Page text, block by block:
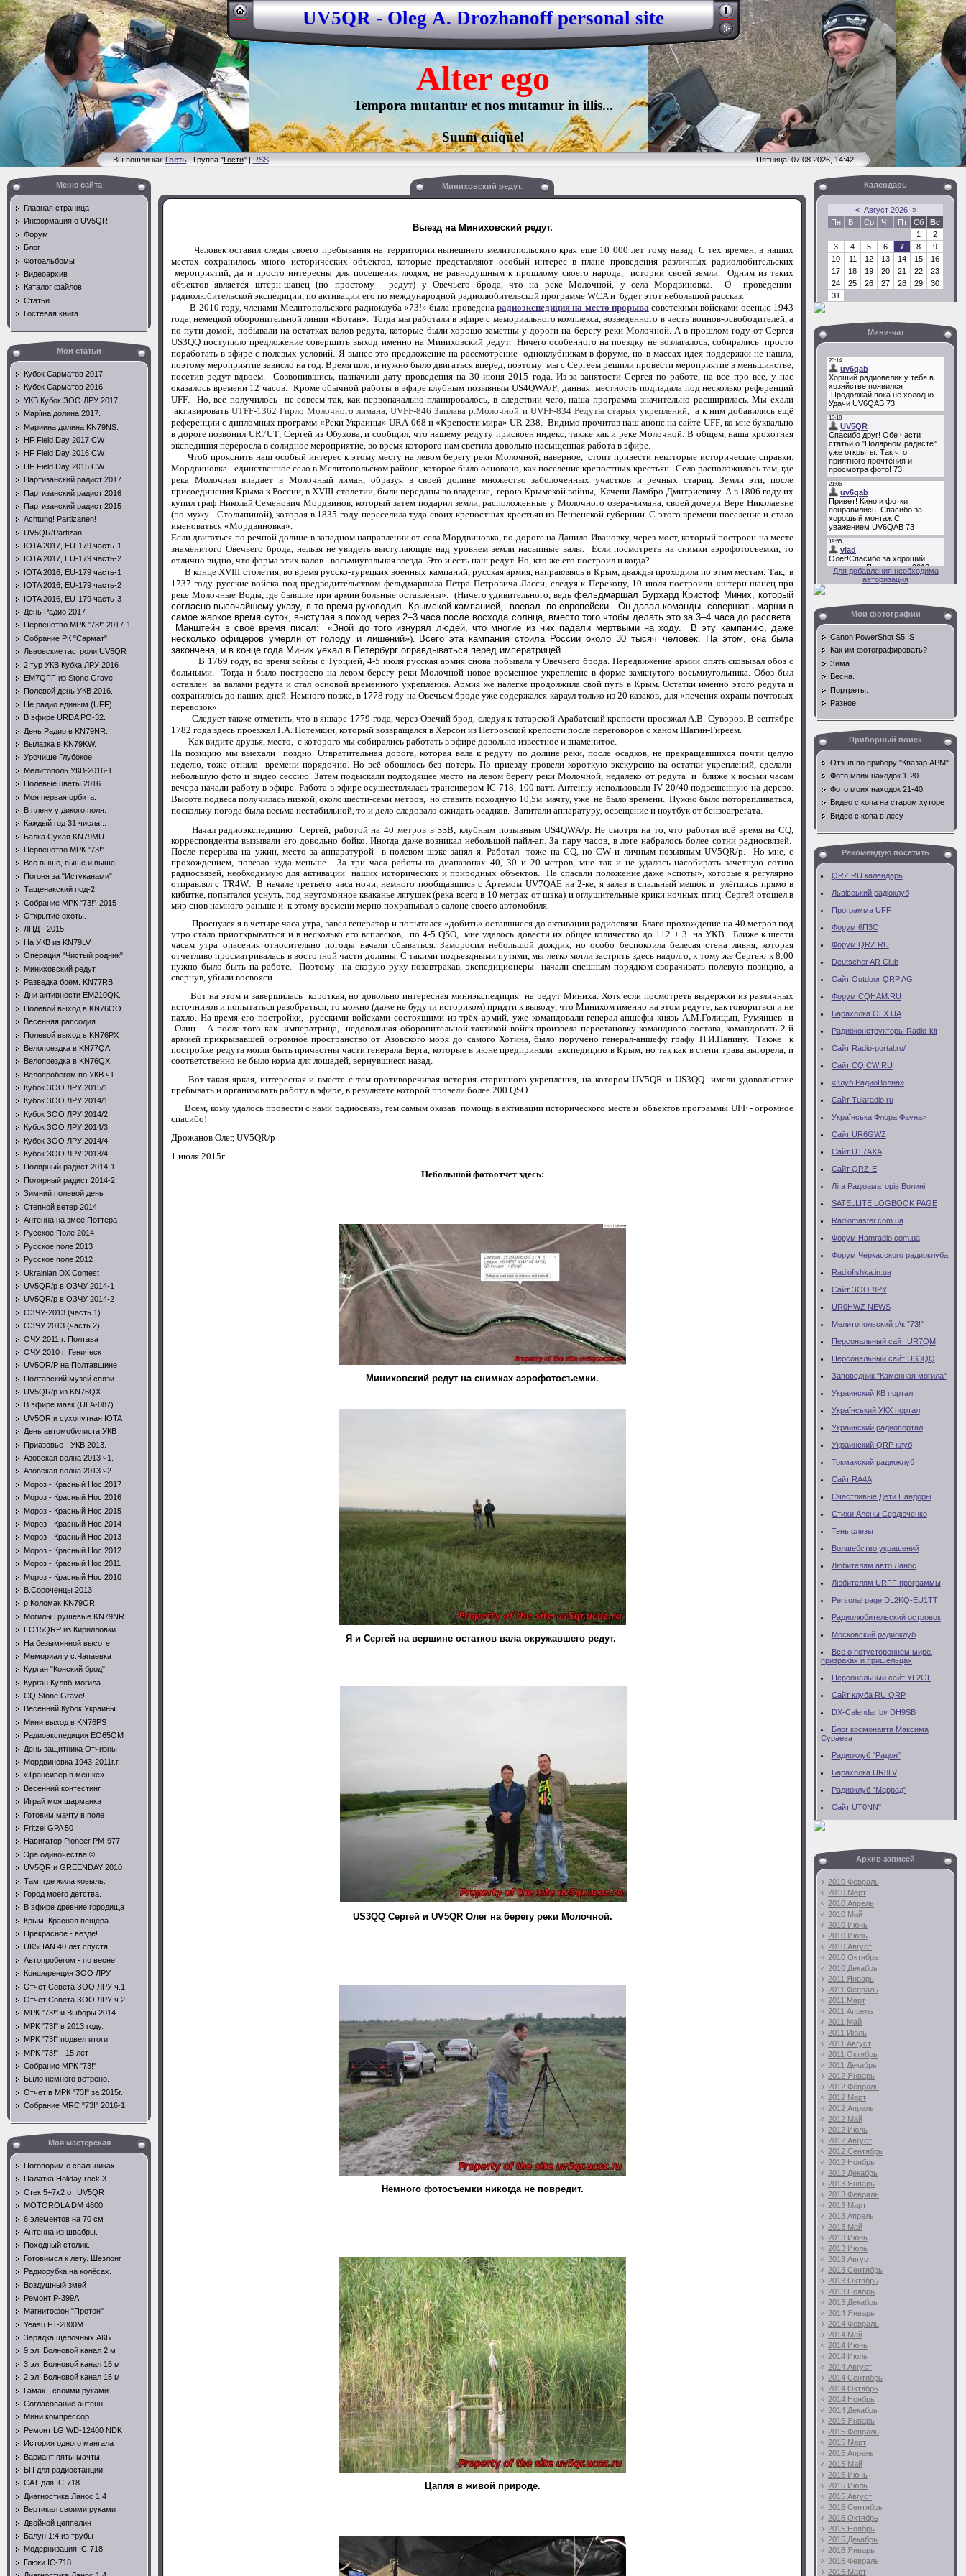
UV5QR - Oleg А. Drozhanoff personal site
Alter ego
Tempora mutantur et nos mutamur in illis...
Suum cuique!
Вы вошли какГость| Группа "Гости" |RSS Пятница, 07.08.2026, 14:42
Меню сайта
Главная страница
Информация о UV5QR
Форум
Блог
Фотоальбомы
Видеоархив
Каталог файлов
Статьи
Гостевая книга
Мои статьи
Кубок Сарматов 2017.
Кубок Сарматов 2016
УКВ Кубок ЗОО ЛРУ 2017
Маріїна долина 2017.
Мариина долина KN79NS.
HF Field Day 2017 CW
HF Field Day 2016 CW
HF Field Day 2015 CW
Партизанский радист 2017
Партизанский радист 2016
Партизанский радист 2015
Achtung! Partizanen!
UV5QR/Partizan.
IOTA 2017, EU-179 часть-1
IOTA 2017, EU-179 часть-2
IOTA 2016, EU-179 часть-1
IOTA 2016, EU-179 часть-2
IOTA 2016, EU-179 часть-3
День Радио 2017
Первенство МРК "73!" 2017-1
Собрание РК "Сармат"
Львовские гастроли UV5QR
2 тур УКВ Кубка ЛРУ 2016
EM7QFF из Stone Grave
Полевой день УКВ 2016.
Не радио единым (UFF).
В эфире URDA PO-32.
День Радио в KN79NR.
Вылазка в KN79KW.
Урочище Глубокое.
Мелитополь УКВ-2016-1
Полевые цветы 2016
Моя первая орбита.
В плену у дикого поля.
Каждый год 31 числа...
Балка Сухая KN79MU
Первенство МРК "73!"
Всё выше, выше и выше.
Погоня за "Истуканами"
Тащенакский под-2
Собрание МРК "73!"-2015
Открытие охоты.
ЛПД - 2015
На УКВ из KN79LV.
Операция "Чистый родник"
Миниховский редут.
Разведка боем. KN77RB
Дни активности EM210QK.
Полевой выход в KN76OO
Весенняя рапсодия.
Полевой выход в KN76PX
Велопоездка в KN77QA.
Велопоездка в KN76QX.
Велопробегом по УКВ ч1.
Кубок ЗОО ЛРУ 2015/1
Кубок ЗОО ЛРУ 2014/1
Кубок ЗОО ЛРУ 2014/2
Кубок ЗОО ЛРУ 2014/3
Кубок ЗОО ЛРУ 2014/4
Кубок ЗОО ЛРУ 2013/4
Полярный радист 2014-1
Полярный радист 2014-2
Зимний полевой день
Степной ветер 2014.
Антенна на змее Поттера
Русское Поле 2014
Русское поле 2013
Русское поле 2012
Ukrainian DX Contest
UV5QR/p в ОЗЧУ 2014-1
UV5QR/p в ОЗЧУ 2014-2
ОЗЧУ-2013 (часть 1)
ОЗЧУ 2013 (часть 2)
ОЧУ 2011 г. Полтава
ОЧУ 2010 г. Геническ
UV5QR/P на Полтавщине
Полтавский музей связи
UV5QR/p из KN76QX
В эфире маяк (ULA-087)
UV5QR и сухопутная IOTA
День автомобилиста УКВ
Приазовье - УКВ 2013.
Азовская волна 2013 ч1.
Азовская волна 2013 ч2.
Мороз - Красный Нос 2017
Мороз - Красный Нос 2016
Мороз - Красный Нос 2015
Мороз - Красный Нос 2014
Мороз - Красный Нос 2013
Мороз - Красный Нос 2012
Мороз - Красный Нос 2011
Мороз - Красный Нос 2010
В.Сороченцы 2013.
р.Коломак KN79OR
Могилы Грушевые KN79NR.
EO15QRP из Кирилловки.
На безымянной высоте
Мемориал у с.Чапаевка
Курган "Конский брод"
Курган Куляб-могила
CQ Stone Grave!
Весенний Кубок Украины
Мини выход в KN76PS
Радиоэкспедиция EO65QM
День защитника Отчизны
Мордвиновка 1943-2011г.г.
«Трансивер в мешке».
Весенний контестинг
Играй моя шарманка
Готовим мачту в поле
Fritzel GPA 50
Навигатор Pioneer PM-977
Эра одиночества ©
UV5QR и GREENDAY 2010
Там, где жила ковыль.
Город моего детства.
В эфире древние городища
Крым. Красная пещера.
Прекрасное - везде!
UK5HAN 40 лет спустя.
Автопробегом - по весне!
Конференция ЗОО ЛРУ
Отчет Совета ЗОО ЛРУ ч.1
Отчет Совета ЗОО ЛРУ ч.2
МРК "73!" и Выборы 2014
МРК "73!" в 2013 году.
МРК "73!" подвел итоги
МРК "73!" - 15 лет
Собрание МРК "73!"
Было немного ветрено.
Отчет в МРК "73!" за 2015г.
Собрание MRC "73!" 2016-1
Моя мастерская
Поговорим о спальниках
Палатка Holiday rock 3
Стек 5+7х2 от UV5QR
MOTOROLA DM 4600
6 элементов на 70 см
Антенна из швабры.
Походный столик.
Готовимся к лету. Шезлонг
Радиорубка на колёсах.
Воздушный змей
Ремонт Р-399А
Магнитофон "Протон"
Yeasu FT-2800M
Зарядка щелочных АКБ.
9 эл. Волновой канал 2 м
3 эл. Волновой канал 15 м
2 эл. Волновой канал 15 м
Гамак - своими руками.
Согласование антенн
Мини компрессор
Ремонт LG WD-12400 NDK
История одного мангала
Вариант пяты мачты
БП для радиостанции
CAT для IC-718
Диагностика Ланос 1.4
Вертикал своими руками
Двойной цеппелин
Балун 1:4 из трубы
Модернизация IC-718
Глюки IC-718
Миниховский редут.
Выезд на Миниховский редут.
Человек оставил следы своего пребывания на территории нынешнего мелитопольского края еще 10 000 лет тому назад. С тех времен, в наших
местах сохранилось много исторических объектов, которые представляют особый интерес в плане проведения различных радиолюбительских
мероприятий, да и просто интересны для посещения людям, не равнодушным к прошлому своего народа, истории своей земли. Одним из таких
объектов является штерн-шанец (по простому - редут) у Овечьего брода, что на реке Молочной, у села Мордвиновка. О проведении
радиолюбительской экспедиции, по активации его по международной радиолюбительской программе WCA и будет этот небольшой рассказ.
В 2010 году, членами Мелитопольского радиоклуба «73!» была проведена радиоэкспедиция на место прорывасоветскими войсками осенью 1943
года, немецкой оборонительной линии «Вотан». Тогда мы работали в эфире с мемориального комплекса, возведенного в честь воинов-освободителей, а
по пути домой, побывали на остатках валов редута, которые были хорошо заметны у дороги на берегу реки Молочной. А в прошлом году от Сергея
US3QQ поступило предложение совершить выход именно на Миниховский редут. Ничего особенного на поездку не возлагалось, собирались просто
поработать в эфире с полевых условий. Я вынес это предложение на рассмотрение одноклубникам в форуме, но в массах идея поддержки не нашла,
поэтому мероприятие зависло на год. Время шло, и нужно было двигаться вперед, поэтому мы с Сергеем решили провести мероприятие в меньшинстве,
посетив редут вдвоем. Созвонившись, назначили дату проведения на 30 июня 2015 года. Из-за занятости Сергея по работе, на всё про всё, у нас
оказалось времени 12 часов. Кроме обычной работы в эфире клубным позывным US4QWA/P, данная местность подпадала под несколько референций
UFF. Но, всё получилось не совсем так, как первоначально планировалось, в следствии чего, наша программа значительно расширилась. Мы ехали
активироватьUTFF-1362 Гирло Молочного лимана,UVFF-846 Заплава р.Молочной и UVFF-834 Редуты старых укреплений, а к ним добавились ещё
референции с дипломных программ «Реки Украины» URA-068 и «Крепости мира»UR-238. Видимо прочитав наш анонс на сайте UFF, ко мне буквально
в дороге позвонил UR7UT, Сергей из Обухова, и сообщил, что нашему редуту присвоен индекс, также как и реке Молочной. В общем, наша крохотная
экспедиция переросла в солидное мероприятие, во время которого нам светила довольно насыщенная работа в эфире.
Чтоб прояснить наш особый интерес к этому месту на левом берегу реки Молочной, наверное, стоит привести некоторые исторические справки.
Мордвиновка - единственное село в Мелитопольском районе, которое было основано, как поселение крепостных крестьян. Село расположилось там, где
река Молочная впадает в Молочный лиман, образуя в своей долине множество заболоченных участков и речных стариц. Земли эти, после
присоединения Крыма к России, в XVIII столетии, были переданы во владение, герою Крымской войны, Качени Ламбро Дмитриевичу. А в 1806 году их
купил граф Николай Семенович Мордвинов, который затем подарил земли, расположенные у Молочного озера-лимана, своей дочери Вере Николаевне
(по мужу - Столыпиной), которая в 1835 году переселила туда своих крепостных крестьян из Пензенской губернии. С этого времени поселение и стало
именоваться «Мордвиновка».
Если двигаться по речной долине в западном направлении от села Мордвиновка, по дороге на Данило-Ивановку, через мост, который построен на месте
знаменитого Овечьего брода, нельзя не увидеть выступающие над уровнем земли насыпные валы. Если посмотреть на снимки аэрофотосъемки, то
отлично видно, что форма этих валов - восьмиугольная звезда. Это и есть наш редут. Но, кто же его построил и когда?
В конце XVIII столетия, во время русско-турецких военных кампаний, русская армия, направляясь в Крым, дважды проходила по этим местам. Так, в
1737 году русские войска под предводительством фельдмаршалаПетра Петровича Ласси, следуя к Перекопу, 10 июля построили «штерн-шанец при
реке Молочные Воды, где бывшие при армии больные оставлены». (Ничего удивительного, ведь фельдмаршал БурхардКристоф Миних, который
согласно высочайшему указу, в то время руководил Крымской кампанией,
воевал по-европейски. Он давал команды совершать марши в
самое жаркое время суток, выступая в поход через 2–3 часа после восхода солнца, вместо того чтобы делать это за 3–4 часа до рассвета.
Манштейн в своё время писал: «Зной до того изнурял людей, что многие из них падали мертвыми на ходу. В эту кампанию, даже
несколько офицеров умерли от голоду и лишений»). Всего эта кампания стоила России около 30 тысяч человек. На этом, она была
закончена, и в конце года Миних уехал в Петербург оправдываться перед императрицей.
В 1769 году, во время войны с Турцией, 4-5 июля русская армия снова побывала уОвечьего брода. Передвижение армии опять сковывал обоз с
больными. Тогда и было построено на левом берегу реки Молочной новое временное укрепление в форме замкнутого восьмиугольника. Обоз был
оставлен за валами редута и стал основой временного укрепления. Армия же налегке продолжила свой путь в Крым. Остатки именно этого редута и
сохранились до наших дней. Немного позже, в 1778 году на Овечьем бродеужесодержался караул только из 20 казаков, для «печения охраны почтовых
перевозок».
Следует также отметить, что в январе 1779 года, через Овечий брод, следуя к татарской Арабатской крепости проезжал А.В. Суворов. В сентябре
1782 года здесь проезжал Г.А. Потемкин, который возвращался в Херсон из Петровской крепости после переговоров с ханом Шагин-Гиреем.
Как видите друзья, место, с которого мы собирались работать в эфире довольно известное и знаменитое.
На позицию мы выехали поздно. Отвратительная дорога, которая вела к редуту по долине реки, после осадков, не прекращавшихся почти целую
неделю, тоже отняла времени порядочно. Но всё обошлось без потерь. По приезду провели короткую экскурсию на остатки укреплений, сделали
небольшую фото и видео сессию. Затем подыскали подходящее место на левом берегу реки Молочной, недалеко от редута и ближе к восьми часам
вечера начали работу в эфире. Работа в эфире осуществлялась трансивером IC-718, 100 ватт. Антенну использовали IV20/40 подвешенную на дерево.
Высота подвеса получилась низкой, около шести-семи метров, но ставить походную 10,5м мачту, уже не было времени. Нужно было поторапливаться,
поскольку погода была весьма нестабильной, то и дело следовало ожидать осадков. Запитали аппаратуру, освещение и ноутбук от бензоагрегата.
Начал радиоэкспедицию Сергей, работой на 40 метров вSSB , клубным позывным US4QWA/p . Не смотря на то, что работал всё время на CQ
корреспонденты вызывали его довольно бойко. Иногда даже возникал небольшой пайл-ап. За пару часов, в логе набралось более сотни радиосвязей.
После перерыва на ужин, место за аппаратурой в полевом шэке занял я. Работал тоже на CQ, но СW и личным позывнымUV5QR/p . Но мне, с
прохождением, повезло куда меньше. За три часа работы на диапазонах 40, 30 и 20 метров, мне так и не удалось насобирать зачетную сотню
радиосвязей, необходимую для активации наших исторических и природных объектов. Не спасали положение даже «споты», которые я регулярно
отправлял с TR4W. В начале третьего часа ночи, немного пообщавшись с Артемом UV7QAE на 2-ке, я залез в спальный мешок и улёгшись прямо в
кибитке, попытался уснуть, под неугомонное кваканье лягушек (река всего в 10 метрах от шэка) и оглушительные крики ночных птиц. Сергей отошел в
мир снов намного раньше и к этому времени мерно похрапывал в салоне своего автомобиля.
Проснулся я в четыре часа утра, завел генератор и попытался «добить» оставшиеся до активации радиосвязи. Благо прохождение на 40 метров под
утро стало приоткрываться и в несколько его всплесков, по 4-5 QSO, мне удалось довести их общее количество до 112 + 3 на УКВ. Ближе к шести
часам утра опасения относительно погоды начали сбываться. Заморосил небольшой дождик, но особо беспокоила белесая стена ливня, которая
отчетливо просматривалась в восточной части долины. С такими подъездными путями, мы легко могли застрять здесь надолго, к тому же Сергею к 8:00
нужно было быть на работе. Поэтому на скорую руку позавтракав, экспедиционеры начали спешным порядком сворачивать полевую позицию, а
свернув, убыли восвояси.
Вот на этом и завершилась короткая, но довольно интересная миниэкспедиция на редут Миниха. Хотя если посмотреть выдержки из различных
источников и попытаться разобраться, то можно (даже не будучи историком) придти к выводу, что Минихом именно на этом редуте, как говориться и не
пахло. На время его постройки, русскими войсками состоящими из трёх армий, уже командовали генерал-аншефы князь А.М.Голицын, Румянцев и
Олиц. А после того как императрица, недовольная оборонительной тактикой войск произвела перестановку командного состава, командовать 2-й
армией прикрывавшей огромное пространство от Азовского моря до самого Хотина, было поручено генерал-аншефу графу П.И.Панину. Также к
постройке редута могли быть причастны части генерала Берга, которые в июне предприняли экспедицию в Крым, но так как в степи трава выгорела, и
соответственно не было корма для лошадей, вернувшиеся назад.
Вот такая яркая, интересная и вместе с тем противоречивая история старинного укрепления, на которомUV5QR и US3QQ
имели удовольствие
пребывать и организовать работу в эфире, в результате которой провели более 200 QSO.
Всем, кому удалось провести с нами радиосвязь, тем самым оказав помощь в активации исторического места и объектов программы UFF - огромное
спасибо!
Дрожанов Олег, UV5QR/p
1 июля 2015г.
Небольшой фотоотчет здесь:
Миниховский редут на снимках аэрофотосъемки.
Я и Сергей на вершине остатков вала окружавшего редут.
US3QQ Сергей и UV5QR Олег на берегу реки Молочной.
Немного фотосъемки никогда не повредит.
Цапля в живой природе.
Календарь
« Август 2026 »
Пн
Вт Ср Чт Пт Сб
Вс
1
2
3
4 5 6 7 8
9
10
11 12 13 14 15
16
17
18 19 20 21 22
23
24
25 26 27 28 29
30
31
Мини-чат
Для добавления необходима
авторизация
Мои фотографии
Canon PowerShot S5 IS
Как им фотографировать?
Зима.
Весна.
Портреты.
Разное.
Приборный поиск
Отзыв по прибору "Квазар АРМ"
Фото моих находок 1-20
Фото моих находок 21-40
Видео с копа на старом хуторе
Видео с копа в лесу
Рекомендую посетить
QRZ.RU календарь
Львівський радiоклуб
Программа UFF
Форум 6П3С
Форум QRZ.RU
Deutscher AR Club
Сайт Outdoor QRP AG
Форум CQHAM.RU
Барахолка OLX.UA
Радиоконструкторы Radio-kit
Сайт Radio-portal.ru/
Сайт CQ CW RU
«Клуб РадиоВолна»
Сайт Тularadio.ru
Українська Флора Фауна>
Сайт UR6GWZ
Сайт UT7AXA
Сайт QRZ-E
Ліга Радіоаматорів Волині
SATELLITE LOGBOOK PAGE
Radiomaster.com.ua
Форум Hamradio.com.ua
Форум Черкасского радиоклуба
Radiofishka.in.ua
Сайт ЗОО ЛРУ
UR0HWZ NEWS
Мелитопольский р\к "73!"
Персональный сайт UR7QM
Персональный сайт US3QQ
Заповедник "Каменная могила"
Украинский КВ портал
Український УКХ портал
Украинский радиопортал
Украинский QRP клуб
Токмакский радиоклуб
Сайт RA4A
Счастливые Дети Пандоры
Стихи Алены Сердюченко
Тень слезы
Волшебство украшений
Любителям авто Ланос
Любителям URFF программы
Personal page DL2KQ-EU1TT
Радиолюбительский островок
Московский радиоклуб
Все о потустороннем мире,
призраках и пришельцах
Персональный сайт YL2GL
Сайт клуба RU QRP
DX-Calendar by DH9SB
Блог космонавта Максима
Сураева
Радиоклуб "Радон"
Барахолка UR8LV
Радиоклуб "Маррад"
Сайт UT0NN"
Архив записей
2010 Февраль
2010 Март
2010 Апрель
2010 Май
2010 Июнь
2010 Июль
2010 Август
2010 Октябрь
2010 Декабрь
2011 Январь
2011 Февраль
2011 Март
2011 Апрель
2011 Май
2011 Июль
2011 Август
2011 Октябрь
2011 Декабрь
2012 Январь
2012 Февраль
2012 Март
2012 Апрель
2012 Май
2012 Июль
2012 Август
2012 Сентябрь
2012 Ноябрь
2012 Декабрь
2013 Январь
2013 Февраль
2013 Март
2013 Апрель
2013 Май
2013 Июнь
2013 Июль
2013 Август
2013 Сентябрь
2013 Октябрь
2013 Ноябрь
2013 Декабрь
2014 Январь
2014 Февраль
2014 Май
2014 Июнь
2014 Июль
2014 Август
2014 Сентябрь
2014 Октябрь
2014 Ноябрь
2014 Декабрь
2015 Январь
2015 Февраль
2015 Март
2015 Апрель
2015 Май
2015 Июнь
2015 Июль
2015 Август
2015 Сентябрь
2015 Октябрь
2015 Ноябрь
2015 Декабрь
2016 Январь
2016 Февраль
2016 Март